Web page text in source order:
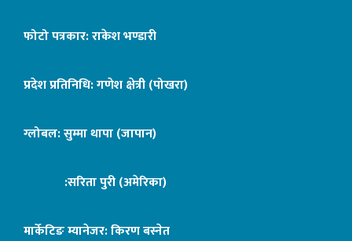
फोटो पत्रकार: राकेश भण्डारी
प्रदेश प्रतिनिधि: गणेश क्षेत्री (पोखरा)
ग्लोबल: सुम्मा थापा (जापान)
:सरिता पुरी (अमेरिका)
मार्केटिङ म्यानेजर: किरण बस्नेत